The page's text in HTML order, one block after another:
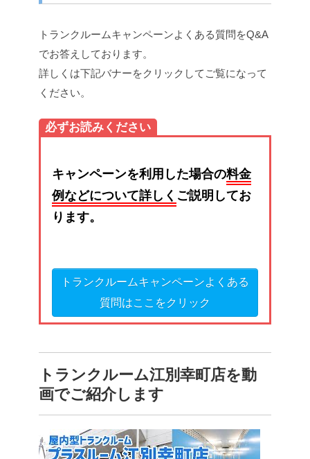
トランクルームキャンペーンよくある質問をQ&A
でお答えしております。
詳しくは下記バナーをクリックしてご覧になって
ください。
必ずお読みください
キャンペーンを利用した場合の料金
例などについて詳しく ご説明してお
ります。
トランクルームキャンペーンよくある
質問はここをクリック
トランクルーム江別幸町店を動
画でご紹介します